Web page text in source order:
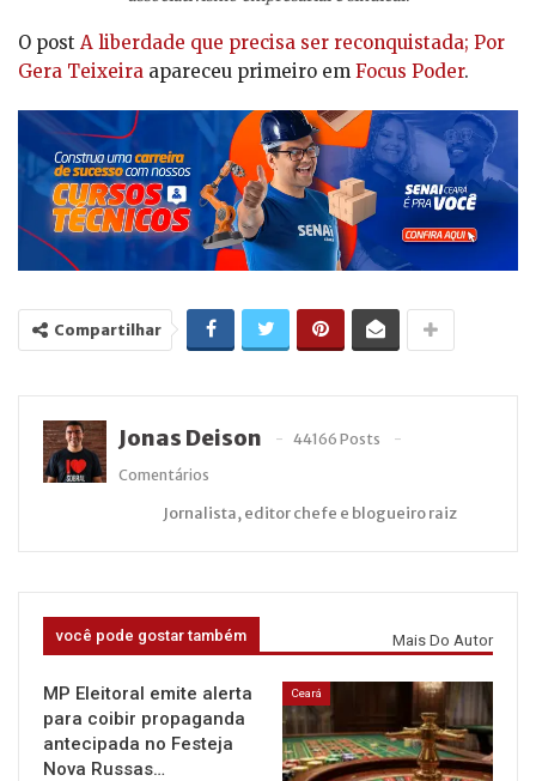
O post A liberdade que precisa ser reconquistada; Por
Gera Teixeira apareceu primeiro em Focus Poder.
Compartilhar
Jonas Deison
44166 Posts
Comentários
Jornalista, editor chefe e blogueiro raiz
você pode gostar também Mais Do Autor
MP Eleitoral emite alerta
para coibir propaganda
antecipada no Festeja
Nova Russas…
Ceará